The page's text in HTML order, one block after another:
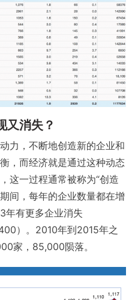
又消失？
力，不断地创造新的企业和
，而经济就是通过这种动态
这一过程通常被称为“创造
间，每年的企业数量都在增
年有更多企业消失
）。2010年到2015年之
家，85,000陨落。